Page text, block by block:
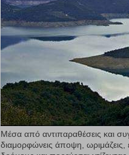
Μέσα από αντιπαραθέσεις και
διαμορφώνεις άποψη, ωριμάζεις,